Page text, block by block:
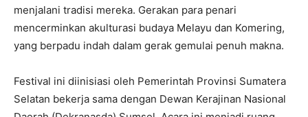
menjalani tradisi mereka. Gerakan para penari
mencerminkan akulturasi budaya Melayu dan Komering,
yang berpadu indah dalam gerak gemulai penuh makna.
Festival ini diinisiasi oleh Pemerintah Provinsi Sumatera
Selatan bekerja sama dengan Dewan Kerajinan Nasional